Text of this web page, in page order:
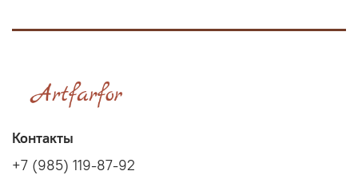
Контакты
+7 (985) 119-87-92